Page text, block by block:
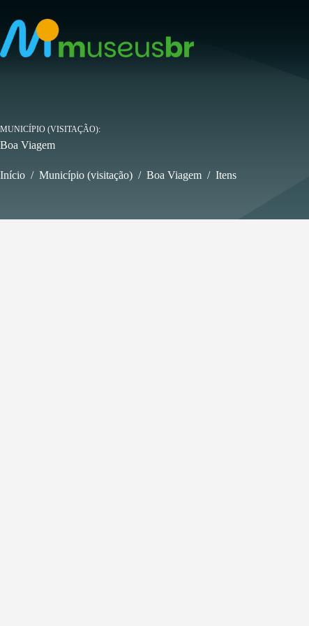
para
conteúdo
MUNICÍPIO (VISITAÇÃO)
Boa Viagem
Início / Município (visitação) / Boa Viagem / Itens